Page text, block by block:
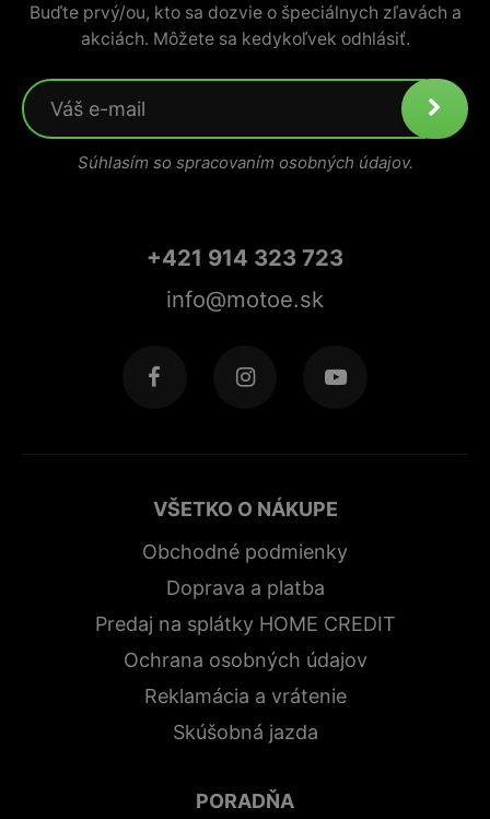
Buďte prvý/ou, kto sa dozvie o špeciálnych zľavách a
akciách. Môžete sa kedykoľvek odhlásiť.
Súhlasím so spracovaním osobných údajov.
+421 914 323 723
info@motoe.sk
VŠETKO O NÁKUPE
Obchodné podmienky
Doprava a platba
Predaj na splátky HOME CREDIT
Ochrana osobných údajov
Reklamácia a vrátenie
Skúšobná jazda
PORADŇA